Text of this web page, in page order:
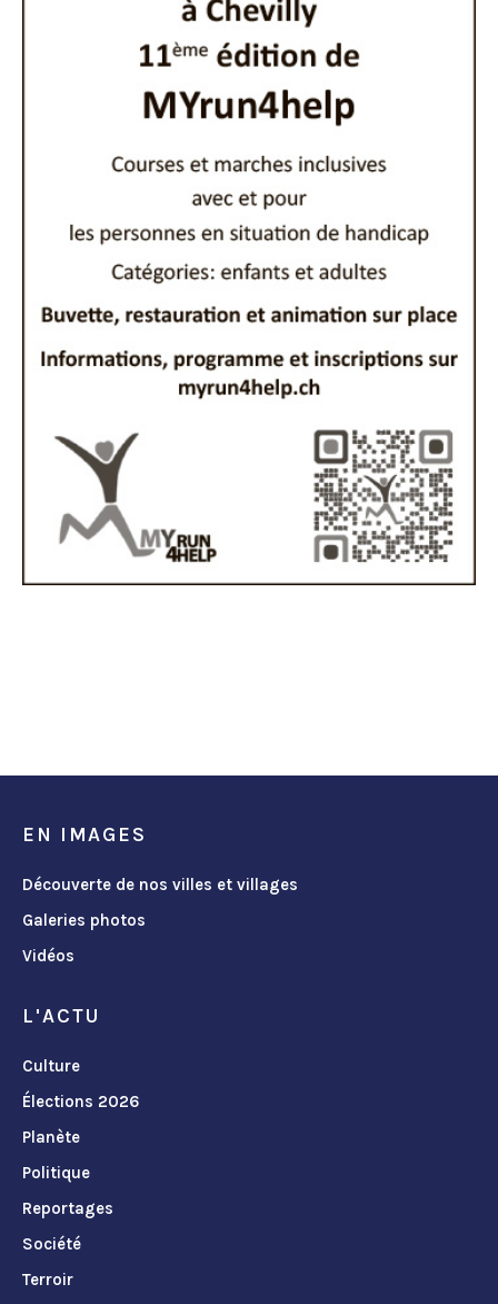
EN IMAGES
Découverte de nos villes et villages
Galeries photos
Vidéos
L'ACTU
Culture
Élections 2026
Planète
Politique
Reportages
Société
Terroir